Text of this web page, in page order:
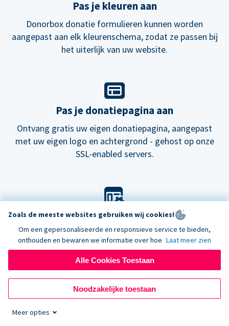
Pas je kleuren aan
Donorbox donatie formulieren kunnen worden
aangepast aan elk kleurenschema, zodat ze passen bij
het uiterlijk van uw website.
Pas je donatiepagina aan
Ontvang gratis uw eigen donatiepagina, aangepast
met uw eigen logo en achtergrond - gehost op onze
SSL-enabled servers.
Pas je look aan
Kies onze standaard lay-out voor donatieformulieren
of probeer onzenieuwedonatiepagina's.
Zoals de meeste websites gebruiken wij cookies!
Om een gepersonaliseerde en responsieve service te bieden,
onthouden en bewaren we informatie over hoe Laat meer zien
Alle Cookies Toestaan
Noodzakelijke toestaan
Meer opties